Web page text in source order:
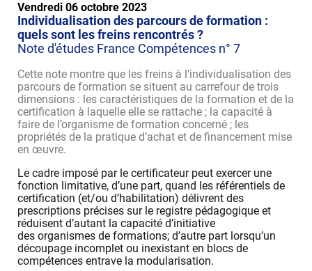
Vendredi 06 octobre 2023
Individualisation des parcours de formation :
quels sont les freins rencontrés ?
Note d'études France Compétences n° 7
Cette note montre que les freins à l'individualisation des
parcours de formation se situent au carrefour de trois
dimensions : les caractéristiques de la formation et de la
certification à laquelle elle se rattache ; la capacité à
faire de l’organisme de formation concerné ; les
propriétés de la pratique d’achat et de financement mise
en œuvre.
Le cadre imposé par le certificateur peut exercer une
fonction limitative, d’une part, quand les référentiels de
certification (et/ou d’habilitation) délivrent des
prescriptions précises sur le registre pédagogique et
réduisent d’autant la capacité d’initiative
des organismes de formations; d’autre part lorsqu’un
découpage incomplet ou inexistant en blocs de
compétences entrave la modularisation.